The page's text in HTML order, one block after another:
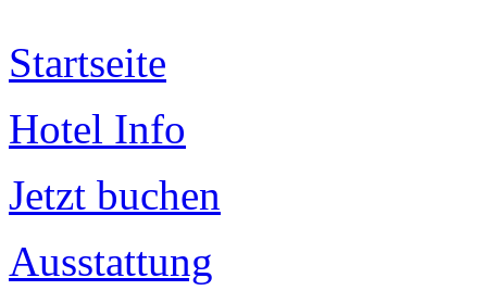
Startseite
Hotel Info
Jetzt buchen
Ausstattung